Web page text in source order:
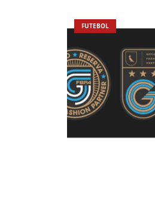
FUTEBOL